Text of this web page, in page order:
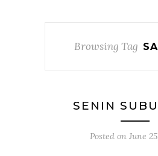
Browsing Tag
SENIN
Posted on June